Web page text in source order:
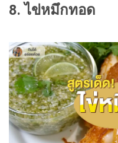
8. ไข่หมึกทอด